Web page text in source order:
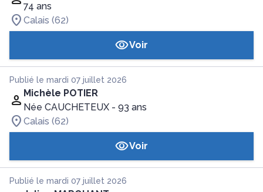
74 ans
Calais (62)
Voir
Publié le mardi 07 juillet 2026
Michèle POTIER
Née CAUCHETEUX - 93 ans
Calais (62)
Voir
Publié le mardi 07 juillet 2026